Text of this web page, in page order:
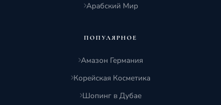
Арабский Мир
ПОПУЛЯРНОЕ
Амазон Германия
Корейская Косметика
Шопинг в Дубае